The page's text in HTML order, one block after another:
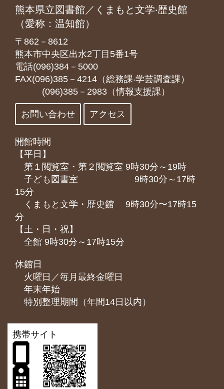
熊本県立図書館／くまもと文学‧歴史館
（愛称：温知館）
〒862－8612
熊本市中央区出水2丁目5番1号
電話(096)384－5000
FAX(096)385－4214（総務課‧学芸調査課）
(096)385－2983（情報支援課）
お問い合わせ アクセス
開館時間
【平日】
第１閲覧室・第２閲覧室 9時30分～19時
子ども図書室 9時30分～17時
15分
くまもと⽂学・歴史館 9時30分〜17時15
分
【土・日・祝】
全館 9時30分～17時15分
休館日
火曜日／毎月最終金曜日
年末年始
特別整理期間（年間14日以内）
携帯サイト